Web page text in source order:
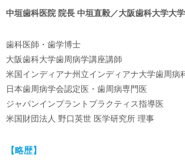
中垣歯科医院 院長 中垣直毅／大阪歯科大学大
歯科医師・歯学博士
大阪歯科大学歯周病学講座講師
米国インディアナ州立インディアナ大学歯周病
日本歯周病学会認定医・歯周病専門医
ジャパンインプラントプラクティス指導医
米国財団法人 野口英世 医学研究所 理事
【略歴】